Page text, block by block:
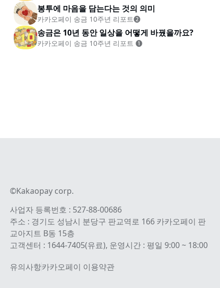
봉투에 마음을 담는다는 것의 의미
카카오페이 송금 10주년 리포트❷
송금은 10년 동안 일상을 어떻게 바꿨을까요?
카카오페이 송금 10주년 리포트 ❶
©Kakaopay corp.
사업자 등록번호 : 527-88-00686
주소 : 경기도 성남시 분당구 판교역로 166 카카오페이 판
교아지트 B동 15층
고객센터 : 1644-7405(유료), 운영시간 : 평일 9:00 ~ 18:00
유의사항카카오페이 이용약관